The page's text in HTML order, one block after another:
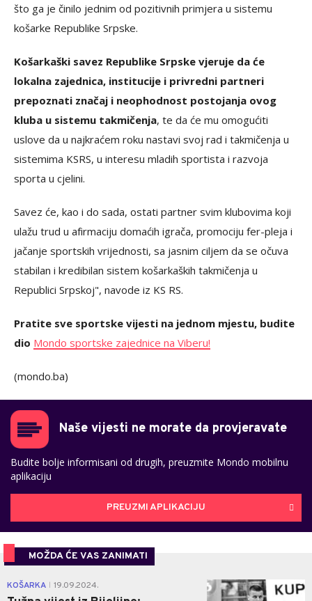
što ga je činilo jednim od pozitivnih primjera u sistemu
košarke Republike Srpske.
Košarkaški savez Republike Srpske vjeruje da će
lokalna zajednica, institucije i privredni partneri
prepoznati značaj i neophodnost postojanja ovog
kluba u sistemu takmičenja, te da će mu omogućiti
uslove da u najkraćem roku nastavi svoj rad i takmičenja u
sistemima KSRS, u interesu mladih sportista i razvoja
sporta u cjelini.
Savez će, kao i do sada, ostati partner svim klubovima koji
ulažu trud u afirmaciju domaćih igrača, promociju fer-pleja i
jačanje sportskih vrijednosti, sa jasnim ciljem da se očuva
stabilan i kredibilan sistem košarkaških takmičenja u
Republici Srpskoj", navode iz KS RS.
Pratite sve sportske vijesti na jednom mjestu, budite
dio Mondo sportske zajednice na Viberu!
(mondo.ba)
Naše vijesti ne morate da provjeravate
Budite bolje informisani od drugih, preuzmite Mondo mobilnu
aplikaciju
PREUZMI APLIKACIJU
MOŽDA ĆE VAS ZANIMATI
KOŠARKA 19.09.2024. 0